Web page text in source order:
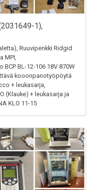
1),
Ruuvipenkki Ridgid
MPI,
BL-12-106 18V 870W
kooonpanotyöpöytä
+ leukasarja,
(Klauke) + leukasarja ja
KLO 11-15